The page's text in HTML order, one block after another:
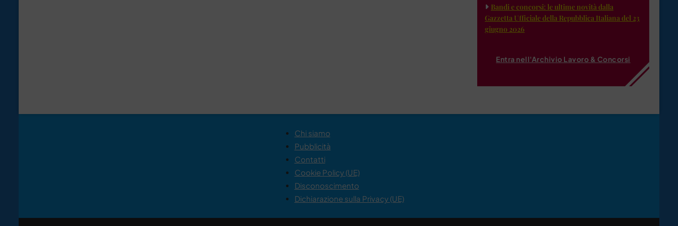
Bandi e concorsi: le ultime novità dalla
Gazzetta Ufficiale della Repubblica Italiana del 23
giugno 2026
Entra nell'Archivio Lavoro & Concorsi
Chi siamo
Pubblicità
Contatti
Cookie Policy (UE)
Disconoscimento
Dichiarazione sulla Privacy (UE)